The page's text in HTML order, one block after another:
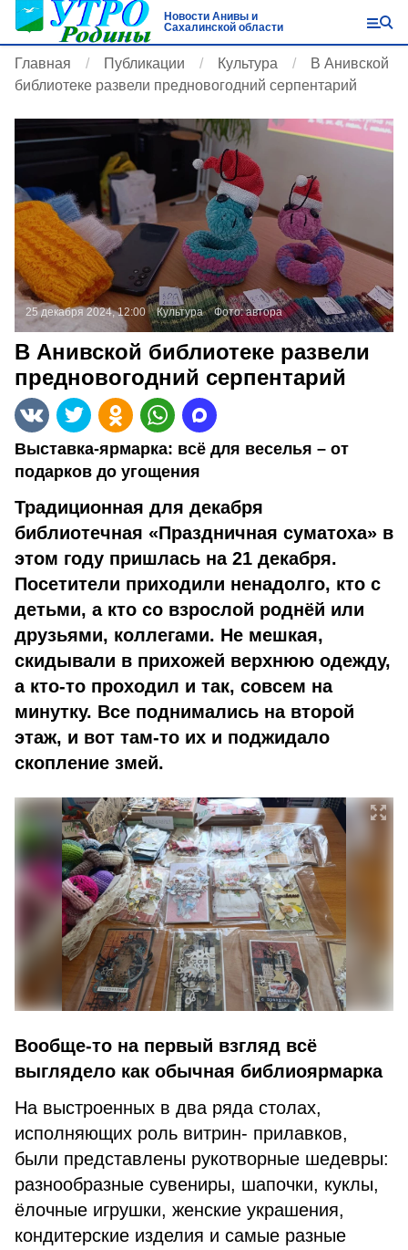
Новости Анивы и
Сахалинской области
Главная Публикации Культура
В Анивской
библиотеке развели предновогодний серпентарий
25 декабря 2024, 12:00 Культура Фото:автора
В Анивской библиотеке развели
предновогодний серпентарий
Выставка-ярмарка: всё для веселья – от
подарков до угощения
Традиционная для декабря
библиотечная «Праздничная суматоха» в
этом году пришлась на 21 декабря.
Посетители приходили ненадолго, кто с
детьми, а кто со взрослой роднёй или
друзьями, коллегами. Не мешкая,
скидывали в прихожей верхнюю одежду,
а кто-то проходил и так, совсем на
минутку. Все поднимались на второй
этаж, и вот там-то их и поджидало
скопление змей.
Вообще-то на первый взгляд всё
выглядело как обычная библиоярмарка
На выстроенных в два ряда столах,
исполняющих роль витрин- прилавков,
были представлены рукотворные шедевры:
разнообразные сувениры, шапочки, куклы,
ёлочные игрушки, женские украшения,
кондитерские изделия и самые разные